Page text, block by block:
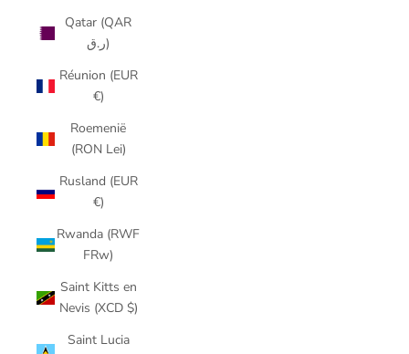
Qatar (QAR
ر.ق)
Réunion (EUR
€)
Roemenië
(RON Lei)
Rusland (EUR
€)
Rwanda (RWF
FRw)
Saint Kitts en
Nevis (XCD $)
Saint Lucia